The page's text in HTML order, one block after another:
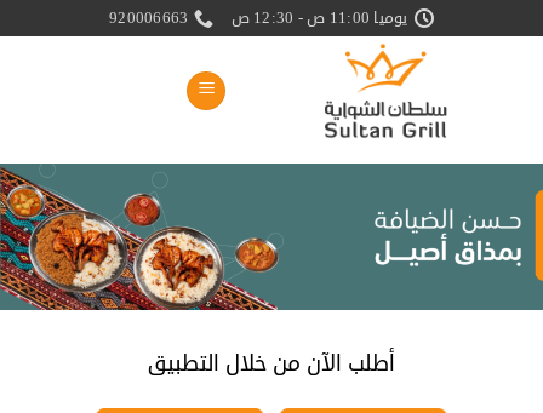
للمحتوى
يوميا 11:00 ص - 12:30 ص 920006663
أطلب الآن من خلال التطبيق